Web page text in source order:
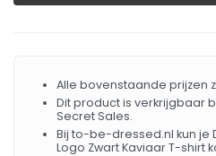
Alle bovenstaande prijzen
Dit product is verkrijgbaar
Secret Sales.
Bij to-be-dressed.nl kun je
Logo Zwart Kaviaar T-shirt